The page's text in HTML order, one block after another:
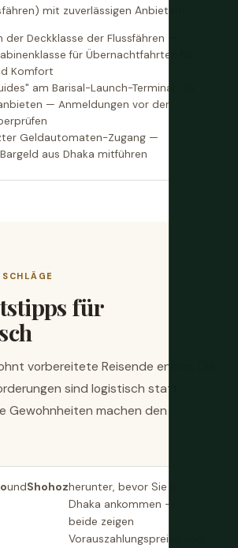
mit zuverlässigen Anbietern.
der Deckklasse der Flussfähren —
für Übernachtfahrten für
Komfort
am Barisal-Launch-Terminal, die
— Anmeldungen vor der
Geldautomaten-Zugang —
aus Dhaka mitführen
für
vorbereitete Reisende enorm. Die
sind logistisch statt
Gewohnheiten machen den
undShohozherunter, bevor Sie in
Dhaka ankommen —
beide zeigen
Vorauszahlungspreise und